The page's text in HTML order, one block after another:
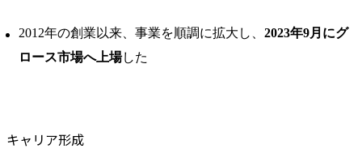
2012年の創業以来、事業を順調に拡大し、 2023年9月にグ
ロース市場へ上場した
キャリア形成